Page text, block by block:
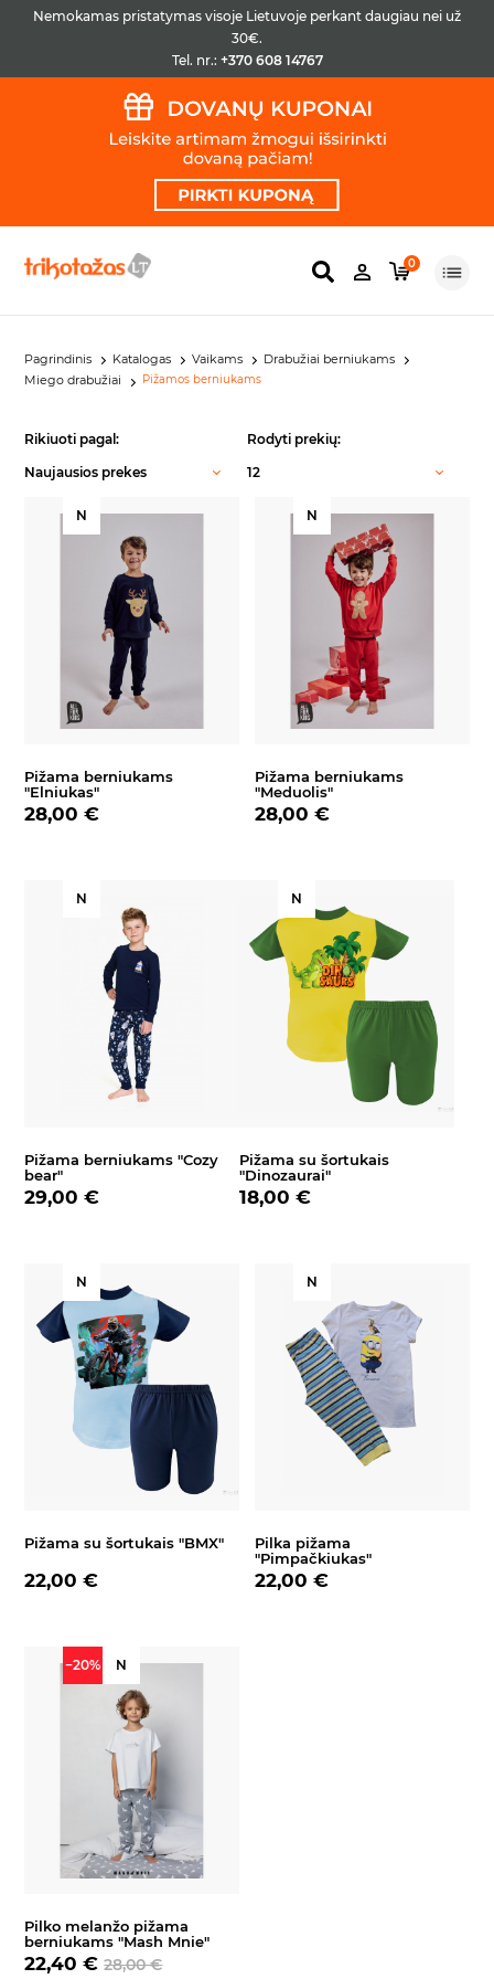
Nemokamas pristatymas visoje Lietuvoje perkant daugiau nei už
30€.
Tel. nr.: +370 608 14767
0
Pagrindinis Katalogas Vaikams
Drabužiai berniukams
Miego drabužiai
Pižamos berniukams
Rikiuoti pagal:
Naujausios prekes
Rodyti prekių:
12
N
Pižama berniukams
"Elniukas"
28,00 €
N
Pižama berniukams
"Meduolis"
28,00 €
N
Pižama berniukams "Cozy
bear"
29,00 €
N
Pižama su šortukais
"Dinozaurai"
18,00 €
N
Pižama su šortukais "BMX"
22,00 €
N
Pilka pižama
"Pimpačkiukas"
22,00 €
−20% N
Pilko melanžo pižama
berniukams "Mash Mnie"
22,40 €28,00 €